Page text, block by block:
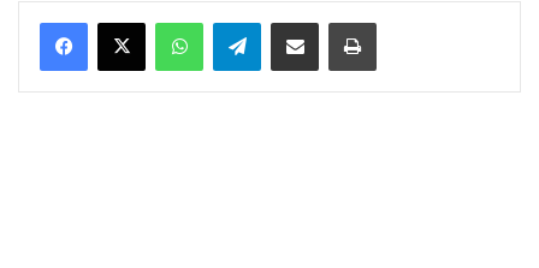
WhatsAppTelegramDelen via Email Print